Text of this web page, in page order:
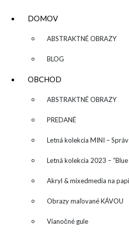
DOMOV
▼ ABSTRAKTNÉ OBRAZY
BLOG
OBCHOD
▼ ABSTRAKTNÉ OBRAZY
PREDANÉ
Letná kolekcia MINI –
fľaši
Letná kolekcia 2023 – “Blue
SUN” – “Modré slnko”
Akryl & mixedmedia na
Obrazy maľované KÁVOU
Vianočné gule
KATARÍNA
IMG_2583
byadminLeave a Comment
„Happy Bubbles“/“Šťastné
Moje maľovanie je intuitívne, sú to